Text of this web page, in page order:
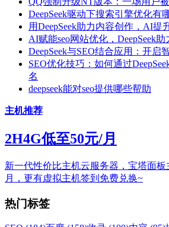
DeepSeek驱动下搜索引擎优化有
用DeepSeek助力内容创作，AI提
AI赋能seo网站优化，DeepSeek
DeepSeek与SEO结合应用：开启
SEO优化技巧：如何通过
名
deepseek能对seo提供哪些帮助
主机推荐
2H4G低至50元/月
新一代性价比主机云服务器，宝塔面板
月，更有虚拟主机签到免费兑换~
热门标签